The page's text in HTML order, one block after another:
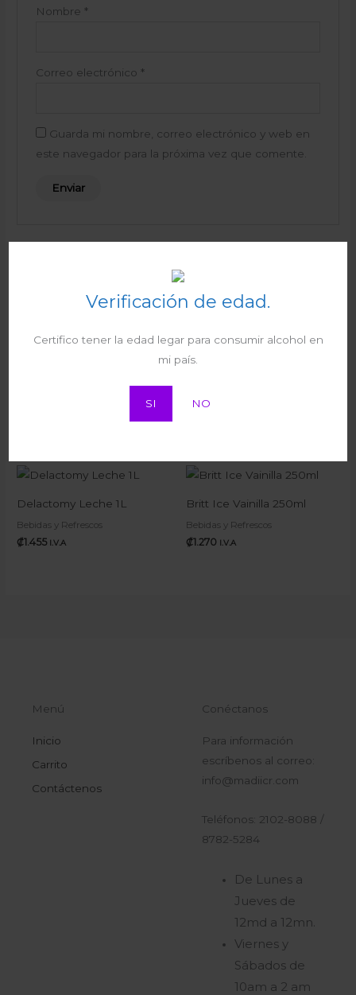
Verificación de edad.
Certifico tener la edad legar para consumir alcohol en
mi país.
SI NO
Nombre *
Correo electrónico *
Guarda mi nombre, correo electrónico y web en
este navegador para la próxima vez que comente.
Productos relacionados
Inedit Damm 330ml
Delactomy Leche 1L
Bebidas y Refrescos
₡1.455 I.V.A
Britt Ice Vainilla 250ml
Bebidas y Refrescos
₡1.270 I.V.A
Menú
Inicio
Carrito
Contáctenos
Conéctanos
Para información
escríbenos al correo:
info@madiicr.com
Teléfonos: 2102-8088 /
8782-5284
De Lunes a
Jueves de
12md a 12mn.
Viernes y
Sábados de
10am a 2 am